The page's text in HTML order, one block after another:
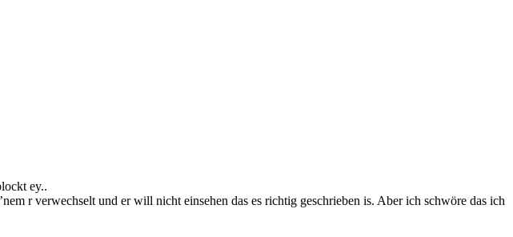
ey..
r verwechselt und er will nicht einsehen das es richtig geschrieben is. Aber ich schwöre das ich